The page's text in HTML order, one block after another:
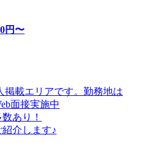
円〜
載エリアです。勤務地は
面接実施中
あり！
介します♪